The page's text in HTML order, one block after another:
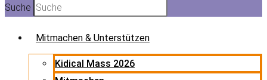
Suche
Mitmachen & Unterstützen
Kidical Mass 2026